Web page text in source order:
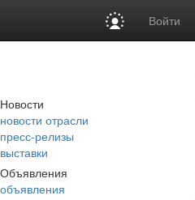
Войти
Новости
новости отрасли
пресс-релизы
выставки
Объявления
объявления